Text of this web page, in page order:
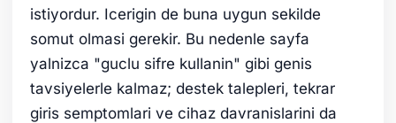
istiyordur. Icerigin de buna uygun sekilde
somut olmasi gerekir. Bu nedenle sayfa
yalnizca "guclu sifre kullanin" gibi genis
tavsiyelerle kalmaz; destek talepleri, tekrar
giris semptomlari ve cihaz davranislarini da